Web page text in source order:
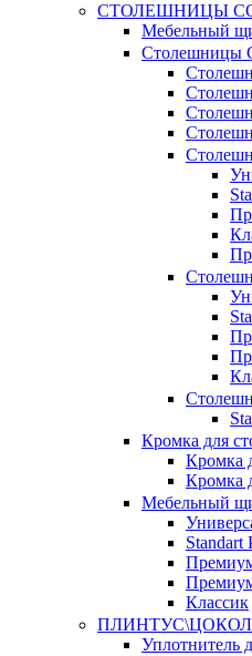
СТОЛЕШНИЦЫ
Мебельный
Столешницы
Кромка для
Кромка
Кромка
Мебельный
Standart
Классик
Уплотнитель